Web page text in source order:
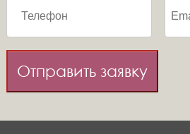
Отправить заявку